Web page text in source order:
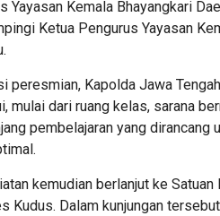
Yayasan Kemala Bhayangkari
Ketua Pengurus Yayasan
peresmian, Kapolda Jawa
mulai dari ruang kelas, sarana
pembelajaran yang dirancang
kemudian berlanjut ke
Kudus. Dalam kunjungan